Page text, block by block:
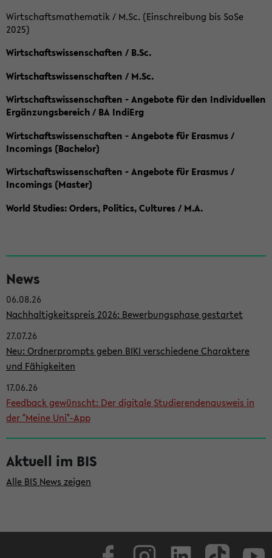
Wirtschaftsmathematik / M.Sc. (Einschreibung bis SoSe
2025)
Wirtschaftswissenschaften / B.Sc.
Wirtschaftswissenschaften / M.Sc.
Wirtschaftswissenschaften - Angebote für den Individuellen
Ergänzungsbereich / BA IndiErg
Wirtschaftswissenschaften - Angebote für Erasmus /
Incomings (Bachelor)
Wirtschaftswissenschaften - Angebote für Erasmus /
Incomings (Master)
World Studies: Orders, Politics, Cultures / M.A.
e
i
t
e
n
l
e
i
s
t
e
News
06.08.26
Nachhaltigkeitspreis 2026: Bewerbungsphase gestartet
27.07.26
Neu: Ordnerprompts geben BIKI verschiedene Charaktere
und Fähigkeiten
17.06.26
Feedback gewünscht: Der digitale Studierendenausweis in
der "Meine Uni"-App
Aktuell im BIS
Alle BIS News zeigen